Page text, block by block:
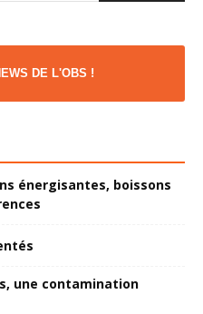
DE L'OBS !
énergisantes, boissons
une contamination